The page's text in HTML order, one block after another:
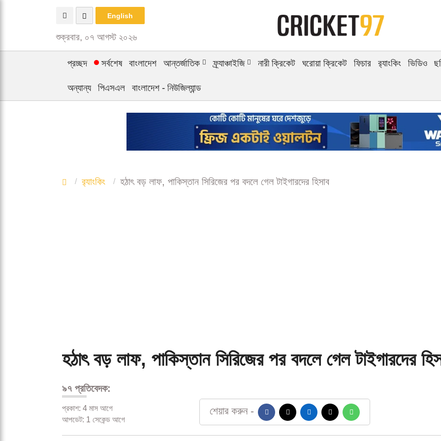
English
শুক্রবার, ০৭ আগস্ট ২০২৬
প্রচ্ছদ সর্বশেষ বাংলাদেশ আন্তর্জাতিক ফ্র্যাঞ্চাইজি নারী ক্রিকেট ঘরোয়া ক্রিকেট ফিচার র‍্যাংকিং ভিডিও
অন্যান্য পিএসএল বাংলাদেশ - নিউজিল্যান্ড
র‍্যাংকিং হঠাৎ বড় লাফ, পাকিস্তান সিরিজের পর বদলে গেল টাইগারদের হিসাব
হঠাৎ বড় লাফ, পাকিস্তান সিরিজের পর বদলে গেল টাইগারদের
৯৭ প্রতিবেদক:
প্রকাশ: 4 মাস আগে
আপডেট: 1 সেকেন্ড আগে
শেয়ার করুন -